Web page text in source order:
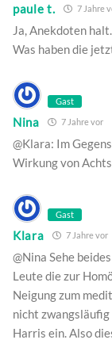
paule t. 7 Jahre
Ja, Anekdoten halt.
Was haben die
Gast
Nina 7 Jahre vor
@Klara: Im
Wirkung von
Gast
Klara 7 Jahre vor
@Nina Sehe
Leute die zur
Neigung zum
nicht
Harris ein. Also